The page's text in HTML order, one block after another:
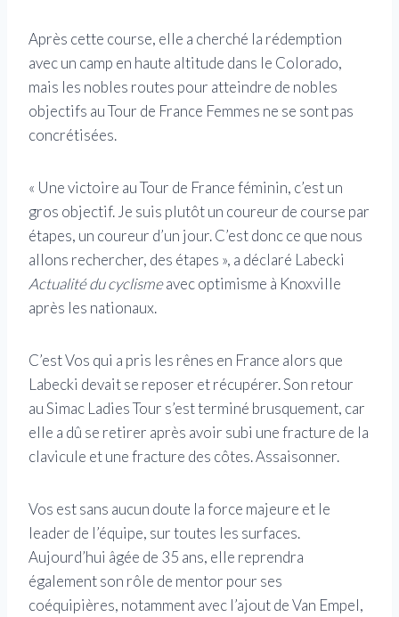
Après cette course, elle a cherché la rédemption
avec un camp en haute altitude dans le Colorado,
mais les nobles routes pour atteindre de nobles
objectifs au Tour de France Femmes ne se sont pas
concrétisées.
« Une victoire au Tour de France féminin, c’est un
gros objectif. Je suis plutôt un coureur de course par
étapes, un coureur d’un jour. C’est donc ce que nous
allons rechercher, des étapes », a déclaré Labecki
Actualité du cyclismeavec optimisme à Knoxville
après les nationaux.
C’est Vos qui a pris les rênes en France alors que
Labecki devait se reposer et récupérer. Son retour
au Simac Ladies Tour s’est terminé brusquement, car
elle a dû se retirer après avoir subi une fracture de la
clavicule et une fracture des côtes. Assaisonner.
Vos est sans aucun doute la force majeure et le
leader de l’équipe, sur toutes les surfaces.
Aujourd’hui âgée de 35 ans, elle reprendra
également son rôle de mentor pour ses
coéquipières, notamment avec l’ajout de Van Empel,